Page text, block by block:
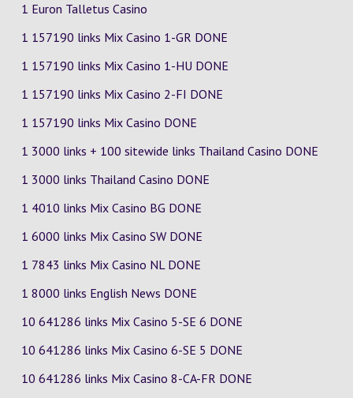
1 Euron Talletus Casino
1 157190 links Mix Casino 1-GR DONE
1 157190 links Mix Casino 1-HU DONE
1 157190 links Mix Casino 2-FI DONE
1 157190 links Mix Casino DONE
1 3000 links + 100 sitewide links Thailand Casino DONE
1 3000 links Thailand Casino DONE
1 4010 links Mix Casino BG DONE
1 6000 links Mix Casino SW DONE
1 7843 links Mix Casino NL DONE
1 8000 links English News DONE
10 641286 links Mix Casino 5-SE 6 DONE
10 641286 links Mix Casino 6-SE 5 DONE
10 641286 links Mix Casino 8-CA-FR DONE